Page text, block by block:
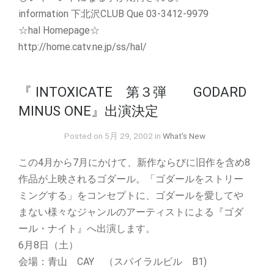
information 下北沢CLUB Que 03-3412-9979
☆hal Homepage☆
http://home.catv.ne.jp/ss/hal/
『 INTOXICATE 第３弾 GODARD
MINUS ONE』出演決定
Posted on 5月 29, 2002 in What's New
この4月から7月にかけて、新作ならびに旧作を含め8
作品が上映されるゴダール。「ゴダールをストリー
ミングする」をコンセプトに、ゴダールを愛してや
まない様々なジャンルのアーティストによる『ゴダ
ール・ナイト』へ出演します。
6月8日（土）
会場：青山 CAY （スパイラルビル B1)